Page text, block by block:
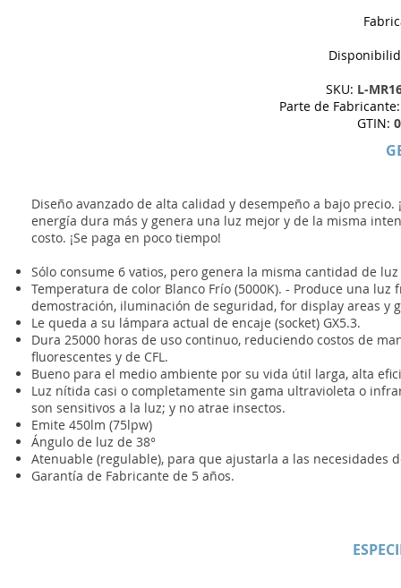
SKU: L-
Parte de
GTIN:
Diseño avanzado de alta calidad y desempeño a bajo
energía dura más y genera una luz mejor y de la misma
costo. ¡Se paga en poco tiempo!
Sólo consume 6 vatios, pero genera la misma cantidad de
Temperatura de color Blanco Frío (5000K). - Produce una
demostración, iluminación de seguridad, for display areas y
Le queda a su lámpara actual de encaje (socket) GX5.3.
Dura 25000 horas de uso continuo, reduciendo costos de
fluorescentes y de CFL.
Bueno para el medio ambiente por su vida útil larga, alta
Luz nítida casi o completamente sin gama ultravioleta o
son sensitivos a la luz; y no atrae insectos.
Emite 450lm (75lpw)
Ángulo de luz de 38°
Atenuable (regulable), para que ajustarla a las necesidades
Garantía de Fabricante de 5 años.